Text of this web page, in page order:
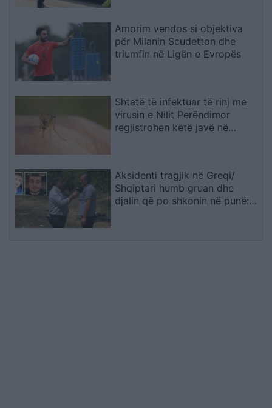
Amorim vendos si objektiva
për Milanin Scudetton dhe
triumfin në Ligën e Evropës
Shtatë të infektuar të rinj me
virusin e Nilit Perëndimor
regjistrohen këtë javë në
Aksidenti tragjik në Greqi/
Shqiptari humb gruan dhe
djalin që po shkonin në punë: